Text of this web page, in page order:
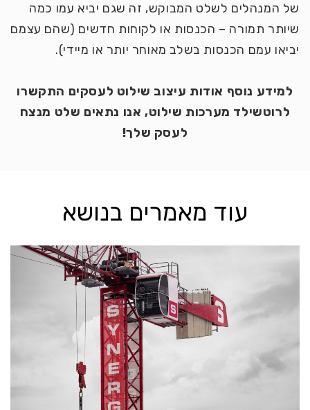
של המנהלים לשלט המבוקש, זה שגם יביא עמו כמה
שיותר תמורה – הכנסות או לקוחות חדשים (שהם עצמם
יביאו עמם הכנסות בשלב מאוחר יותר או מיידי).
למידע נוסף אודות עיצוב שילוט לעסקים התקשרו
לרוטשילד מערכות שילוט, אנו נתאים שלט מנצח
לעסק שלך!
עוד מאמרים בנושא